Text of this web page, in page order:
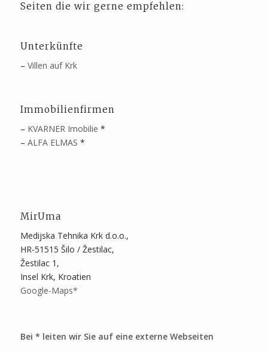
Seiten die wir gerne empfehlen:
Unterkünfte
– Villen auf Krk
Immobilienfirmen
– KVARNER Imobilie *
– ALFA ELMAS *
MirUma
Medijska Tehnika Krk d.o.o.,
HR-51515 Šilo / Žestilac,
Žestilac 1,
Insel Krk, Kroatien
Google-Maps*
Bei * leiten wir Sie auf eine externe Webseiten